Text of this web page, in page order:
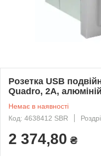
Розетка USB
Quadro, 2А, алюміній
Немає в наявності
Код: 4638412 SBR
2 374,80 ₴